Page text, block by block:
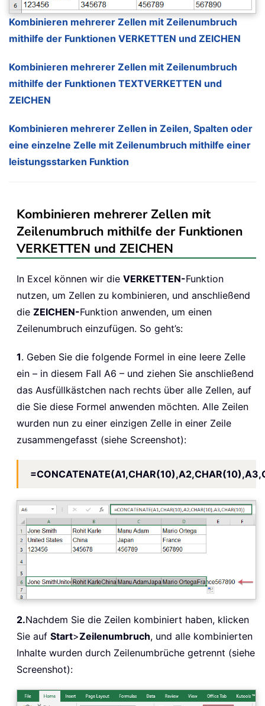
Kombinieren mehrerer Zellen mit Zeilenumbruch
mithilfe der Funktionen VERKETTEN und ZEICHEN
Kombinieren mehrerer Zellen mit Zeilenumbruch
mithilfe der Funktionen TEXTVERKETTEN und
ZEICHEN
Kombinieren mehrerer Zellen in Zeilen, Spalten oder
eine einzelne Zelle mit Zeilenumbruch mithilfe einer
leistungsstarken Funktion
Kombinieren mehrerer Zellen mit
Zeilenumbruch mithilfe der Funktionen
VERKETTEN und ZEICHEN
In Excel können wir die VERKETTEN-Funktion
nutzen, um Zellen zu kombinieren, und anschließend
die ZEICHEN-Funktion anwenden, um einen
Zeilenumbruch einzufügen. So geht’s:
1. Geben Sie die folgende Formel in eine leere Zelle
ein – in diesem Fall A6 – und ziehen Sie anschließend
das Ausfüllkästchen nach rechts über alle Zellen, auf
die Sie diese Formel anwenden möchten. Alle Zeilen
wurden nun zu einer einzigen Zelle in einer Zeile
zusammengefasst (siehe Screenshot):
2.Nachdem Sie die Zeilen kombiniert haben, klicken
Sie auf Start>Zeilenumbruch, und alle kombinierten
Inhalte wurden durch Zeilenumbrüche getrennt (siehe
Screenshot):